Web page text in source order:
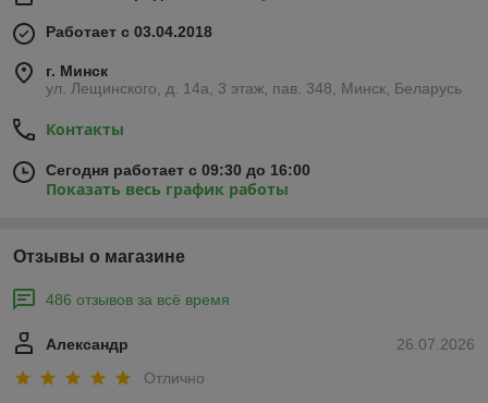
Работает с 03.04.2018
г. Минск
ул. Лещинского, д. 14а, 3 этаж, пав. 348, Минск, Беларусь
Контакты
Сегодня работает с 09:30 до 16:00
Показать весь график работы
Отзывы о магазине
486 отзывов за всё время
26.07.2026
Александр
Отлично